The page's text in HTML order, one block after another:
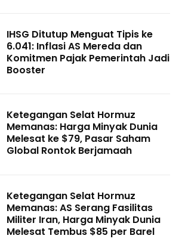
IHSG Ditutup Menguat Tipis ke
6.041: Inflasi AS Mereda dan
Komitmen Pajak Pemerintah Jadi
Booster
Ketegangan Selat Hormuz
Memanas: Harga Minyak Dunia
Melesat ke $79, Pasar Saham
Global Rontok Berjamaah
Ketegangan Selat Hormuz
Memanas: AS Serang Fasilitas
Militer Iran, Harga Minyak Dunia
Melesat Tembus $85 per Barel